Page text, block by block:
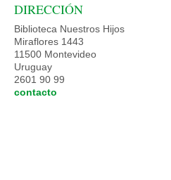
DIRECCIÓN
Biblioteca Nuestros Hijos
Miraflores 1443
11500 Montevideo
Uruguay
2601 90 99
contacto